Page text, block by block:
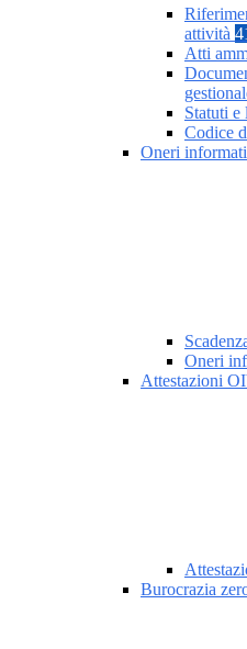
attività
Atti
Statuti e
Codice
Oneri
Oneri
Attestazioni
Burocrazia